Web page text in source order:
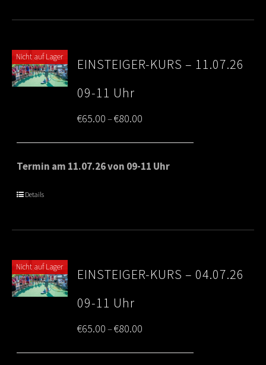
Nicht auf Lager
EINSTEIGER-KURS – 11.07.26
09-11 Uhr
€65.00–€80.00
range:
€65.00
Termin am 11.07.26 von 09-11 Uhr
Details
Nicht auf Lager
EINSTEIGER-KURS – 04.07.26
09-11 Uhr
€65.00–€80.00
range: